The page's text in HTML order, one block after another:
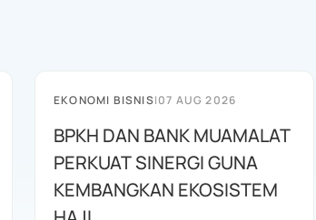
EKONOMI BISNIS|07 AUG 2026
BPKH DAN BANK MUAMALAT
PERKUAT SINERGI GUNA
KEMBANGKAN EKOSISTEM